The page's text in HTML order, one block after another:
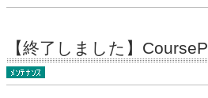
【終了しました】